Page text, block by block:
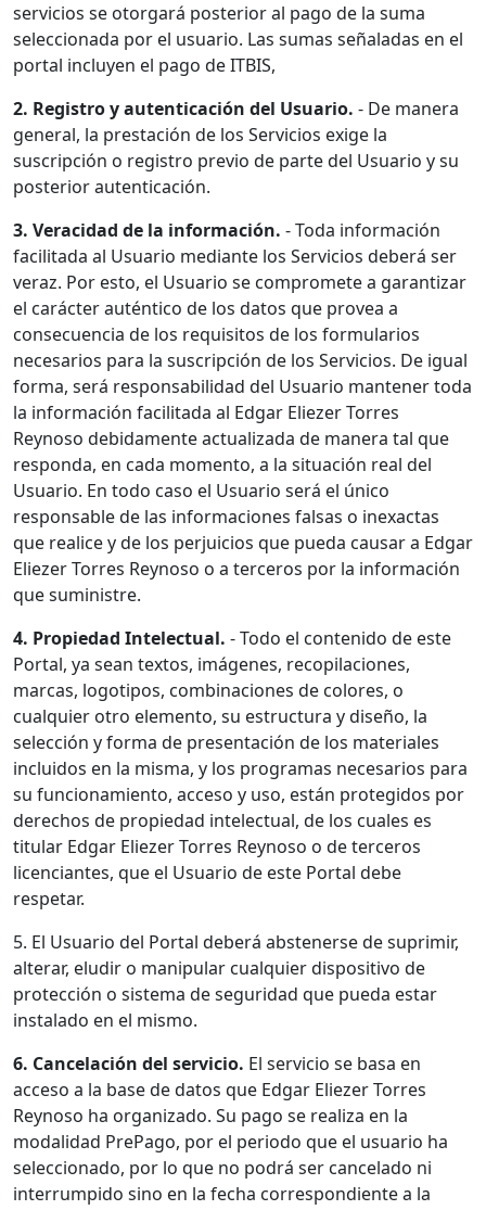
servicios se otorgará posterior al pago de la suma
seleccionada por el usuario. Las sumas señaladas en el
portal incluyen el pago de ITBIS,
2. Registro y autenticación del Usuario. - De manera
general, la prestación de los Servicios exige la
suscripción o registro previo de parte del Usuario y su
posterior autenticación.
3. Veracidad de la información. - Toda información
facilitada al Usuario mediante los Servicios deberá ser
veraz. Por esto, el Usuario se compromete a garantizar
el carácter auténtico de los datos que provea a
consecuencia de los requisitos de los formularios
necesarios para la suscripción de los Servicios. De igual
forma, será responsabilidad del Usuario mantener toda
la información facilitada al Edgar Eliezer Torres
Reynoso debidamente actualizada de manera tal que
responda, en cada momento, a la situación real del
Usuario. En todo caso el Usuario será el único
responsable de las informaciones falsas o inexactas
que realice y de los perjuicios que pueda causar a Edgar
Eliezer Torres Reynoso o a terceros por la información
que suministre.
4. Propiedad Intelectual. - Todo el contenido de este
Portal, ya sean textos, imágenes, recopilaciones,
marcas, logotipos, combinaciones de colores, o
cualquier otro elemento, su estructura y diseño, la
selección y forma de presentación de los materiales
incluidos en la misma, y los programas necesarios para
su funcionamiento, acceso y uso, están protegidos por
derechos de propiedad intelectual, de los cuales es
titular Edgar Eliezer Torres Reynoso o de terceros
licenciantes, que el Usuario de este Portal debe
respetar.
5. El Usuario del Portal deberá abstenerse de suprimir,
alterar, eludir o manipular cualquier dispositivo de
protección o sistema de seguridad que pueda estar
instalado en el mismo.
6. Cancelación del servicio. El servicio se basa en
acceso a la base de datos que Edgar Eliezer Torres
Reynoso ha organizado. Su pago se realiza en la
modalidad PrePago, por el periodo que el usuario ha
seleccionado, por lo que no podrá ser cancelado ni
interrumpido sino en la fecha correspondiente a la